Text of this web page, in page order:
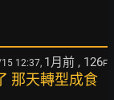
12:37, 1月前 , 126F
那天轉型成食